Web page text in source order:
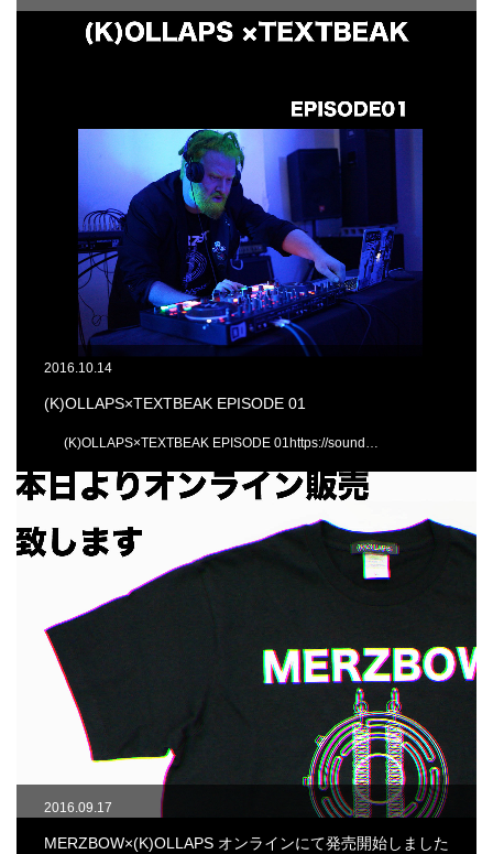
2016.10.14
(K)OLLAPS×TEXTBEAK EPISODE 01
(K)OLLAPS×TEXTBEAK EPISODE 01https://sound…
2016.09.17
MERZBOW×(K)OLLAPS オンラインにて発売開始しました